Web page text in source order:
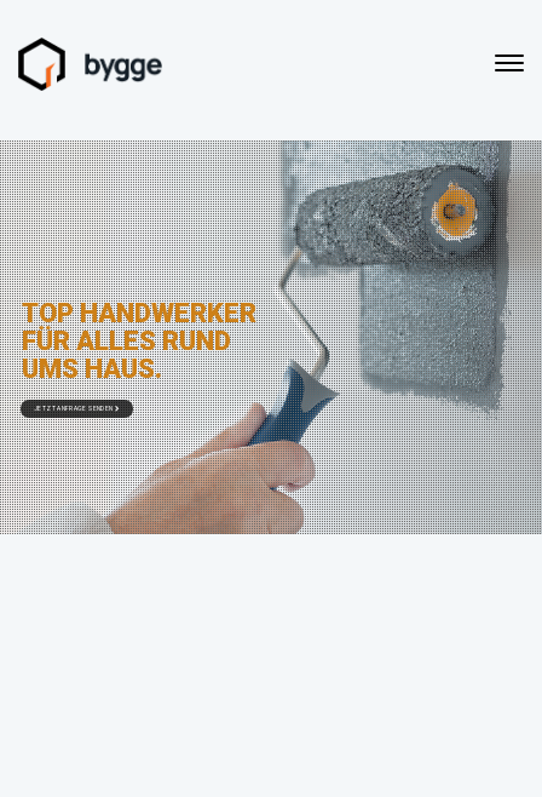
TOP HANDWERKER
FÜR ALLES RUND
UMS HAUS.
JETZT ANFRAGE SENDEN